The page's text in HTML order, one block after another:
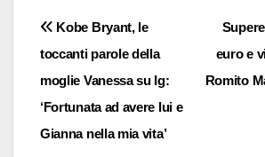
Navigazione
articoli
euro e
Romito
Kobe Bryant, le
toccanti parole della
moglie Vanessa su Ig:
‘Fortunata ad avere lui e
Gianna nella mia vita’